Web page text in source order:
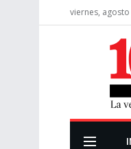
viernes, agosto